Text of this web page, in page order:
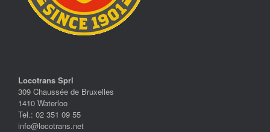
Locotrans Sprl
309 Chaussée de Bruxelles
1410 Waterloo
Tel.: 02 351 09 55
info@locotrans.net